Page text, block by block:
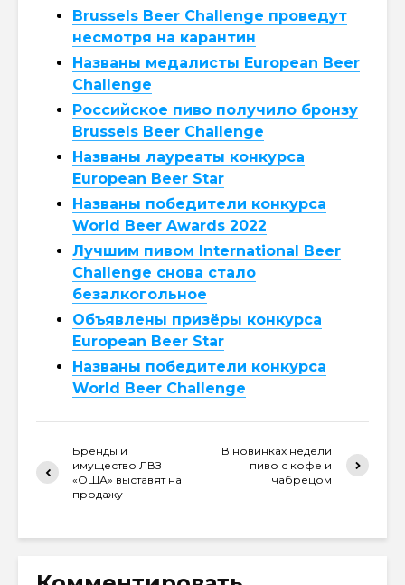
Brussels Beer Challenge проведут
несмотря на карантин
Названы медалисты European Beer
Challenge
Российское пиво получило бронзу
Brussels Beer Challenge
Названы лауреаты конкурса
European Beer Star
Названы победители конкурса
World Beer Awards 2022
Лучшим пивом International Beer
Challenge снова стало
безалкогольное
Объявлены призёры конкурса
European Beer Star
Названы победители конкурса
World Beer Challenge
Бренды и
имущество ЛВЗ
«ОША» выставят на
продажу
В новинках недели
пиво с кофе и
чабрецом